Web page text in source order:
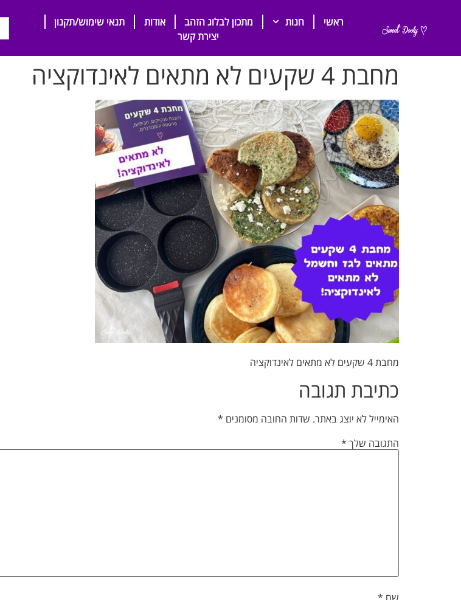
ראשי חנות מתכון לבלוג הזהב אודות
תנאי שימוש/תקנון
יצירת קשר
מחבת 4 שקעים לא מתאים לאינדוקציה
מחבת 4 שקעים לא מתאים לאינדוקציה
כתיבת תגובה
האימייל לא יוצג באתר. שדות החובה מסומנים *
התגובה שלך *